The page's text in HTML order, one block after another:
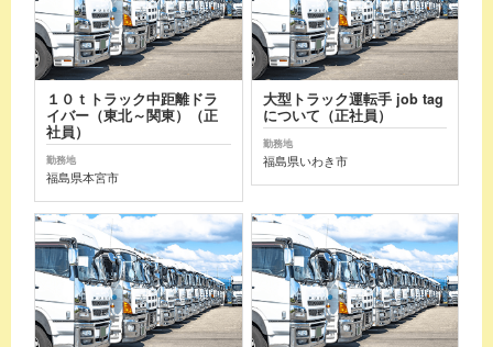
１０ｔトラック中距離ドラ
イバー（東北～関東）（正
社員）
勤務地
福島県本宮市
大型トラック運転手 job tag
について（正社員）
勤務地
福島県いわき市